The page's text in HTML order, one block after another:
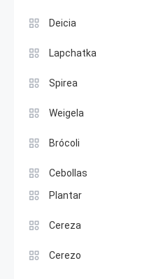
Deicia
Lapchatka
Spirea
Weigela
Brócoli
Cebollas
Plantar
Cereza
Cerezo